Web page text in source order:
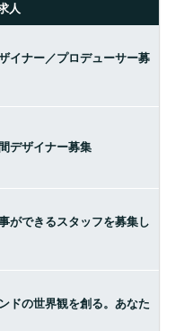
人
イナー／プロデューサー募
デザイナー募集
ができるスタッフを募集し
ドの世界観を創る。あなた